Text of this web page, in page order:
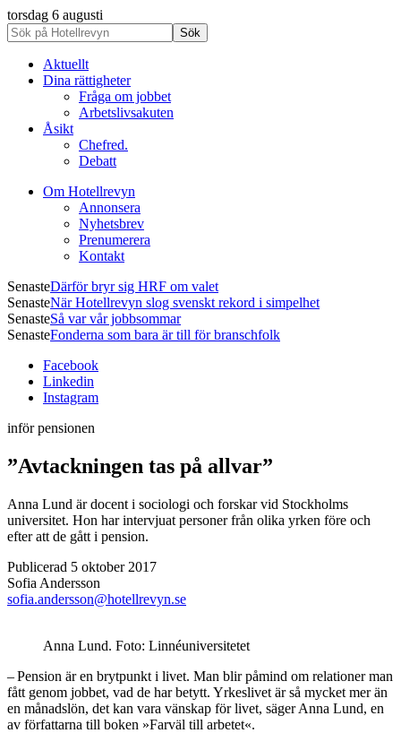
torsdag 6 augusti
Aktuellt
Dina rättigheter
Fråga om jobbet
Arbetslivsakuten
Åsikt
Chefred.
Debatt
Om Hotellrevyn
Annonsera
Nyhetsbrev
Prenumerera
Kontakt
SenasteDärför bryr sig HRF om valet
SenasteNär Hotellrevyn slog svenskt rekord i simpelhet
SenasteSå var vår jobbsommar
SenasteFonderna som bara är till för branschfolk
Facebook
Linkedin
Instagram
inför pensionen
”Avtackningen tas på allvar”
Anna Lund är docent i sociologi och forskar vid Stockholms
universitet. Hon har intervjuat personer från olika yrken före och
efter att de gått i pension.
Publicerad 5 oktober 2017
Sofia Andersson
sofia.andersson@hotellrevyn.se
Anna Lund. Foto: Linnéuniversitetet
– Pension är en brytpunkt i livet. Man blir påmind om relationer man
fått genom jobbet, vad de har betytt. Yrkeslivet är så mycket mer än
en månadslön, det kan vara vänskap för livet, säger Anna Lund, en
av författarna till boken »Farväl till arbetet«.